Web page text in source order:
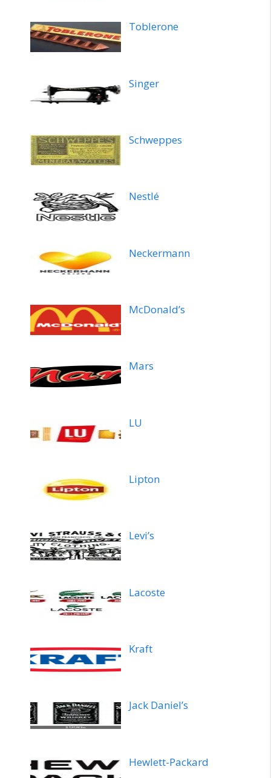
Toblerone
Singer
Schweppes
Nestlé
Neckermann
McDonald’s
Mars
LU
Lipton
Levi’s
Lacoste
Kraft
Jack Daniel’s
Hewlett-Packard